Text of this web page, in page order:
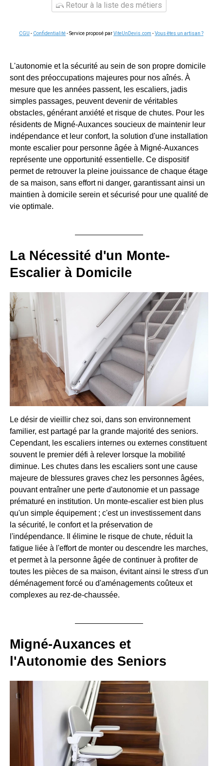
Retour à la liste des métiers
CGU - Confidentialité- Service proposé parViteUnDevis.com -Vous êtes un artisan ?
L'autonomie et la sécurité au sein de son propre domicile
sont des préoccupations majeures pour nos aînés. À
mesure que les années passent, les escaliers, jadis
simples passages, peuvent devenir de véritables
obstacles, générant anxiété et risque de chutes. Pour les
résidents de Migné-Auxances soucieux de maintenir leur
indépendance et leur confort, la solution d'une installation
monte escalier pour personne âgée à Migné-Auxances
représente une opportunité essentielle. Ce dispositif
permet de retrouver la pleine jouissance de chaque étage
de sa maison, sans effort ni danger, garantissant ainsi un
maintien à domicile serein et sécurisé pour une qualité de
vie optimale.
La Nécessité d'un Monte-
Escalier à Domicile
Le désir de vieillir chez soi, dans son environnement
familier, est partagé par la grande majorité des seniors.
Cependant, les escaliers internes ou externes constituent
souvent le premier défi à relever lorsque la mobilité
diminue. Les chutes dans les escaliers sont une cause
majeure de blessures graves chez les personnes âgées,
pouvant entraîner une perte d'autonomie et un passage
prématuré en institution. Un monte-escalier est bien plus
qu'un simple équipement ; c'est un investissement dans
la sécurité, le confort et la préservation de
l'indépendance. Il élimine le risque de chute, réduit la
fatigue liée à l'effort de monter ou descendre les marches,
et permet à la personne âgée de continuer à profiter de
toutes les pièces de sa maison, évitant ainsi le stress d'un
déménagement forcé ou d'aménagements coûteux et
complexes au rez-de-chaussée.
Migné-Auxances et
l'Autonomie des Seniors